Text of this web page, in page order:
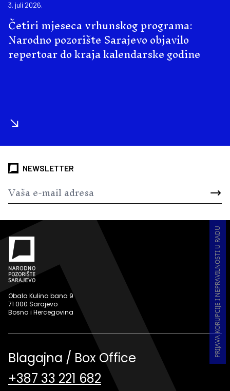
3. juli 2026.
Četiri mjeseca vrhunskog programa:
Narodno pozorište Sarajevo objavilo
repertoar do kraja kalendarske godine
NEWSLETTER
PRIJAVA KORUPCIJE I NEPRAVILNOSTI U RADU
Obala Kulina bana 9
71 000 Sarajevo
Bosna i Hercegovina
Blagajna / Box Office
+387 33 221 682